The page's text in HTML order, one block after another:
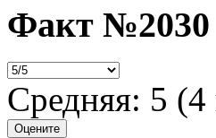
Факт №2030
Средняя: 5 (4